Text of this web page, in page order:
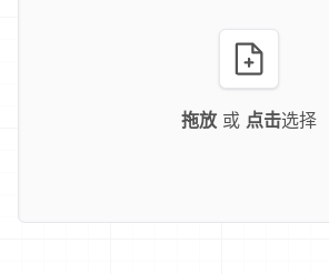
拖放 或 点击选择